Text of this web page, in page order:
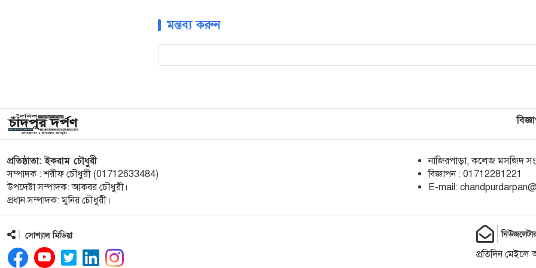
মন্তব্য করুন
প্রতিষ্ঠাতা: ইকরাম চৌধুরী
সম্পাদক : শরীফ চৌধুরী (01712633484)
উপদেষ্টা সম্পাদক: আকবর চৌধুরী।
প্রধান সম্পাদক: মুনির চৌধুরী।
নাজিরপাড়া, কলেজ মসজিদ
‎বিজ্ঞাপন : 01712281221
‎E-mail:
সোশ্যাল মিডিয়া
প্রতিদিন